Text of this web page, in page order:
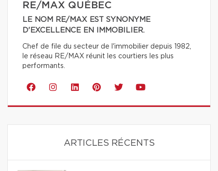
RE/MAX QUÉBEC
LE NOM RE/MAX EST SYNONYME
D'EXCELLENCE EN IMMOBILIER.
Chef de file du secteur de l'immobilier depuis 1982,
le réseau RE/MAX réunit les courtiers les plus
performants.
ARTICLES RÉCENTS